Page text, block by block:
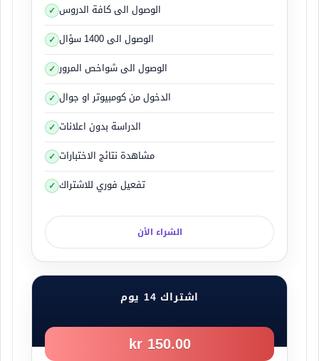
الوصول الى كافة الدروس
الوصول الى 1400 سؤال
الوصول الى شواخص المرور
الدخول من كومبيوتر او جوال
الدراسة بدون اعلانات
مشاهدة نتائج الاختبارات
تفعيل فوري للاشتراك
الشراء الأن
اشتراك 14 يوم
150.00 kr